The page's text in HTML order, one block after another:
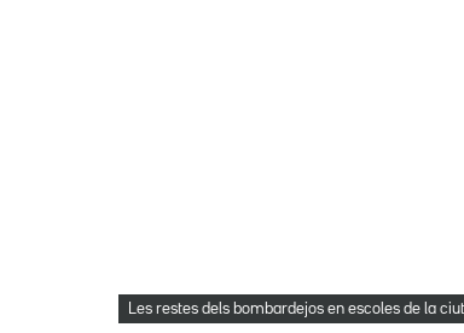
Les restes dels bombardejos en escoles de la